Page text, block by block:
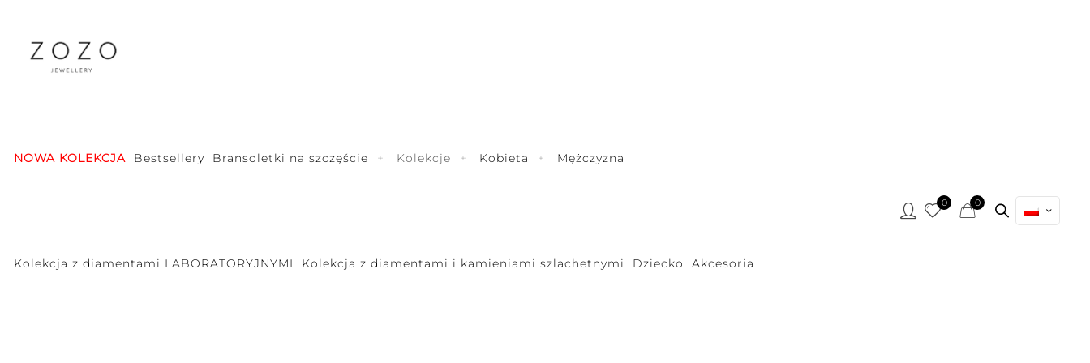
NOWA KOLEKCJA Bestsellery Bransoletki na szczęście Kolekcje Kobieta Mężczyzna
Kolekcja z diamentami LABORATORYJNYMI Kolekcja z diamentami i kamieniami szlachetnymi Dziecko Akcesoria
0 0